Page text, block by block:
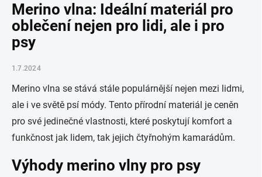
Merino vlna: Ideální materiál pro
oblečení nejen pro lidi, ale i pro
psy
1.7.2024
Merino vlna se stává stále populárnější nejen mezi lidmi,
ale i ve světě psí módy. Tento přírodní materiál je ceněn
pro své jedinečné vlastnosti, které poskytují komfort a
funkčnost jak lidem, tak jejich čtyřnohým kamarádům.
Výhody merino vlny pro psy